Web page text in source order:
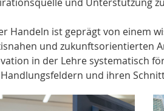
Handeln ist geprägt von einem
und zukunftsorientierten
in der Lehre systematisch
und ihren